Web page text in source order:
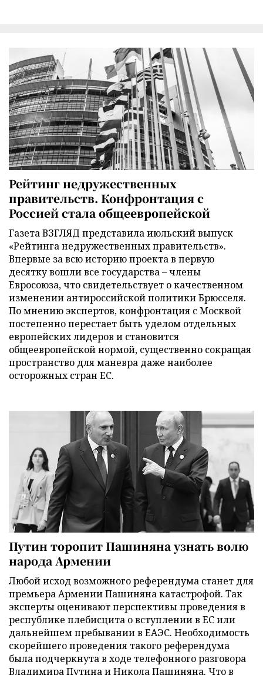
Рейтинг недружественных
правительств. Конфронтация с
Россией стала общеевропейской
Газета ВЗГЛЯД представила июльский выпуск
«Рейтинга недружественных правительств».
Впервые за всю историю проекта в первую
десятку вошли все государства – члены
Евросоюза, что свидетельствует о качественном
изменении антироссийской политики Брюсселя.
По мнению экспертов, конфронтация с Москвой
постепенно перестает быть уделом отдельных
европейских лидеров и становится
общеевропейской нормой, существенно сокращая
пространство для маневра даже наиболее
осторожных стран ЕС.
Путин торопит Пашиняна узнать волю
народа Армении
Любой исход возможного референдума станет для
премьера Армении Пашиняна катастрофой. Так
эксперты оценивают перспективы проведения в
республике плебисцита о вступлении в ЕС или
дальнейшем пребывании в ЕАЭС. Необходимость
скорейшего проведения такого референдума
была подчеркнута в ходе телефонного разговора
Владимира Путина и Никола Пашиняна. Что в